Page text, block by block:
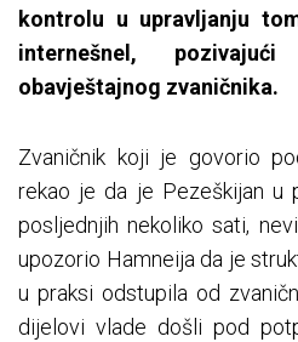
kontrolu u upravljanju
internešnel,
obavještajnog zvaničnika.
Zvaničnik koji je govorio
rekao je da je Pezeškijan u
posljednjih nekoliko sati,
upozorio Hamneija da je
u praksi odstupila od
dijelovi vlade došli pod